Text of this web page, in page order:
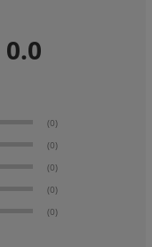
0.0
(0)
(0)
(0)
(0)
(0)